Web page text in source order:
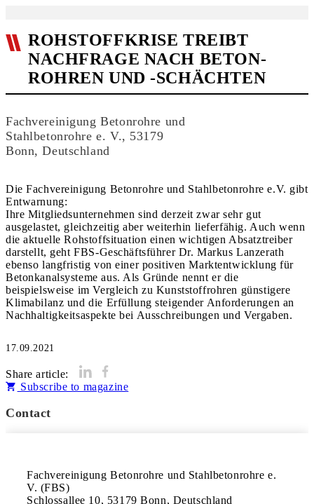
ROHSTOFFKRISE TREIBT
NACHFRAGE NACH BETON-
ROHREN UND -SCHÄCHTEN
Fachvereinigung Betonrohre und
Stahlbetonrohre e. V., 53179
Bonn, Deutschland
Die Fachvereinigung Betonrohre und Stahlbetonrohre e.V. gibt
Entwarnung:
Ihre Mitgliedsunternehmen sind derzeit zwar sehr gut
ausgelastet, gleichzeitig aber weiterhin lieferfähig. Auch wenn
die aktuelle Rohstoffsituation einen wichtigen Absatztreiber
darstellt, geht FBS-Geschäftsführer Dr. Markus Lanzerath
ebenso langfristig von einer positiven Marktentwicklung für
Betonkanalsysteme aus. Als Gründe nennt er die
beispielsweise im Vergleich zu Kunststoffrohren günstigere
Klimabilanz und die Erfüllung steigender Anforderungen an
17.09.2021
Share article:
Subscribe to magazine
Contact
Fachvereinigung Betonrohre und Stahlbetonrohre e.
V. (FBS)
Schlossallee 10, 53179 Bonn, Deutschland